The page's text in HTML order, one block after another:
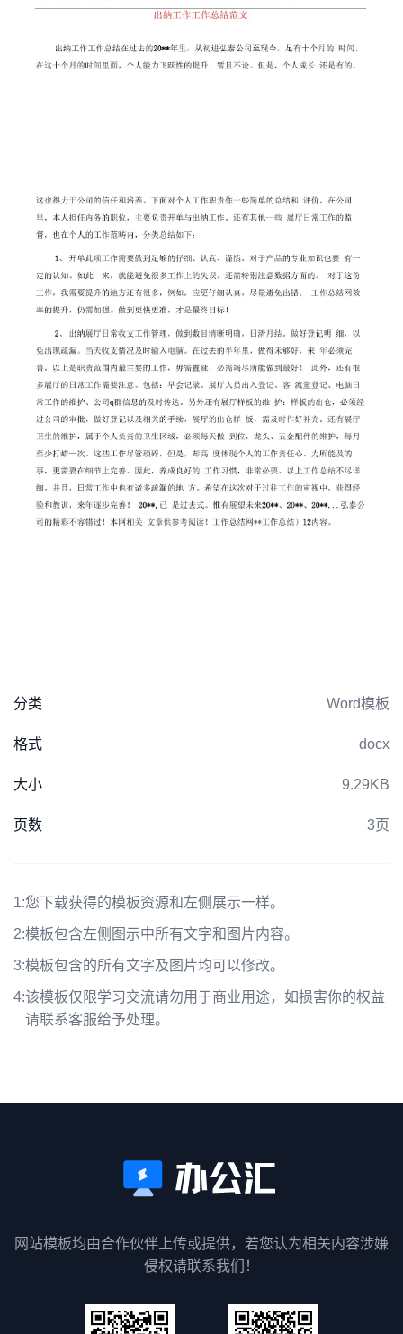
分类 Word模板
格式 docx
大小 9.29KB
页数 3页
1:您下载获得的模板资源和左侧展示一样。
2:模板包含左侧图示中所有文字和图片内容。
3:模板包含的所有文字及图片均可以修改。
4:该模板仅限学习交流请勿用于商业用途，如损害你的权益
请联系客服给予处理。
网站模板均由合作伙伴上传或提供，若您认为相关内容涉嫌
侵权请联系我们！